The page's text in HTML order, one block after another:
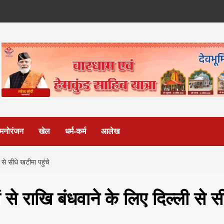
मनोरंजन खेल धर्म-कर्म आलेख
से सीधे खटीमा पहुंचे
से राखि बंधवाने के लिए दिल्‍ली से